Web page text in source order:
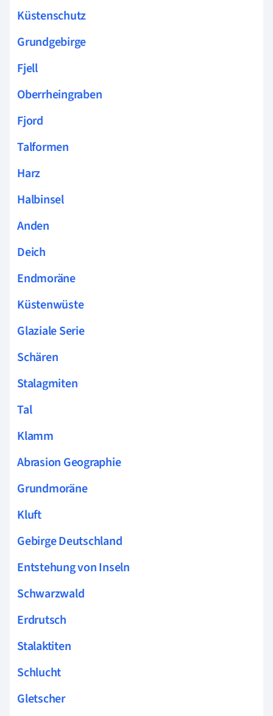
Küstenschutz
Grundgebirge
Fjell
Oberrheingraben
Fjord
Talformen
Harz
Halbinsel
Anden
Deich
Endmoräne
Küstenwüste
Glaziale Serie
Schären
Stalagmiten
Tal
Klamm
Abrasion Geographie
Grundmoräne
Kluft
Gebirge Deutschland
Entstehung von Inseln
Schwarzwald
Erdrutsch
Stalaktiten
Schlucht
Gletscher